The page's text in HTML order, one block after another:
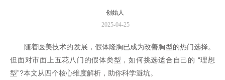
创始人
2025-04-25
随着医美技术的发展，假体隆胸已成为改善胸型的热门选择。
但面对市面上五花八门的假体类型，如何挑选适合自己的 “理想
型”?本文从四个核心维度解析，助你科学避坑。